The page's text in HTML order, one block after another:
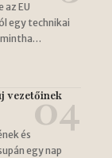
az EU
egy technikai
vezetőinek
és
egy nap